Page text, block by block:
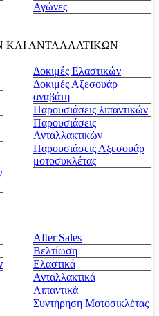
Αγώνες
ΚΑΙ ΑΝΤΑΛΛΑΤΙΚΩΝ
Δοκιμές Ελαστικών
Δοκιμές Αξεσουάρ
αναβάτη
Παρουσιάσεις λιπαντικών
Παρουσιάσεις
Ανταλλακτικών
Παρουσιάσεις Αξεσουάρ
μοτοσυκλέτας
Αfter Sales
Βελτίωση
Ελαστικά
Ανταλλακτικά
Λιπαντικά
Συντήρηση Μοτοσικλέτας